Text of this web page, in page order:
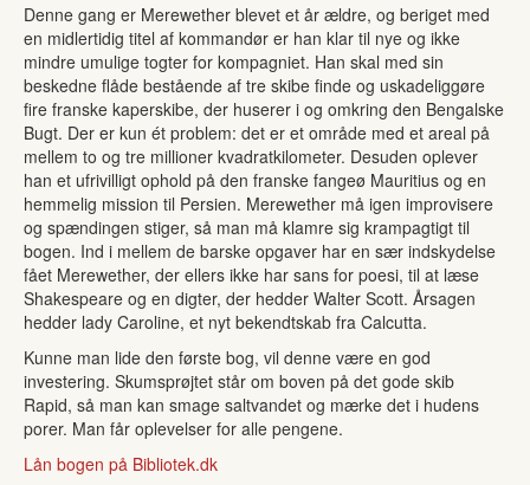
Denne gang er Merewether blevet et år ældre, og beriget med
en midlertidig titel af kommandør er han klar til nye og ikke
mindre umulige togter for kompagniet. Han skal med sin
beskedne flåde bestående af tre skibe finde og uskadeliggøre
fire franske kaperskibe, der huserer i og omkring den Bengalske
Bugt. Der er kun ét problem: det er et område med et areal på
mellem to og tre millioner kvadratkilometer. Desuden oplever
han et ufrivilligt ophold på den franske fangeø Mauritius og en
hemmelig mission til Persien. Merewether må igen improvisere
og spændingen stiger, så man må klamre sig krampagtigt til
bogen. Ind i mellem de barske opgaver har en sær indskydelse
fået Merewether, der ellers ikke har sans for poesi, til at læse
Shakespeare og en digter, der hedder Walter Scott. Årsagen
hedder lady Caroline, et nyt bekendtskab fra Calcutta.
Kunne man lide den første bog, vil denne være en god
investering. Skumsprøjtet står om boven på det gode skib
Rapid, så man kan smage saltvandet og mærke det i hudens
porer. Man får oplevelser for alle pengene.
Lån bogen på Bibliotek.dk